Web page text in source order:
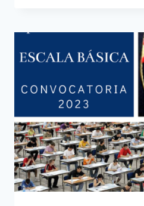
2ª
CONVOCATORIA